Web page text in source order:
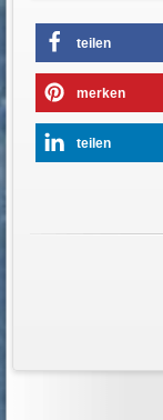
teilen
merken
teilen